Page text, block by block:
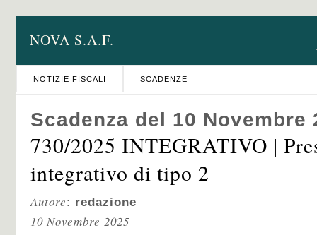
NOVA S.A.F.
NOTIZIE FISCALI SCADENZE
Scadenza del 10 Novembre
730/2025 INTEGRATIVO |
integrativo di tipo 2
Autore: redazione
10 Novembre 2025